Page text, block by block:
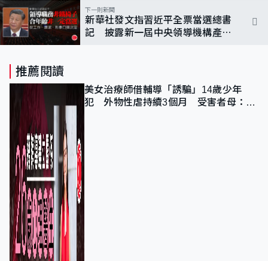
下一則新聞
新華社發文指習近平全票當選總書
記 披露新一屆中央領導機構產生
推薦閱讀
美女治療師借輔導「誘騙」14歲少年
犯 外物性虐持續3個月 受害者母：要